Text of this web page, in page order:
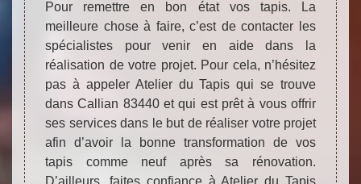
Pour remettre en bon état vos tapis. La
meilleure chose à faire, c’est de contacter les
spécialistes pour venir en aide dans la
réalisation de votre projet. Pour cela, n’hésitez
pas à appeler Atelier du Tapis qui se trouve
dans Callian 83440 et qui est prêt à vous offrir
ses services dans le but de réaliser votre projet
afin d’avoir la bonne transformation de vos
tapis comme neuf après sa rénovation.
D’ailleurs, faites confiance à Atelier du Tapis